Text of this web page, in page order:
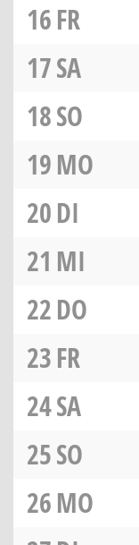
16FR
17SA
18SO
19MO
20DI
21 MI
22DO
23FR
24SA
25SO
26MO